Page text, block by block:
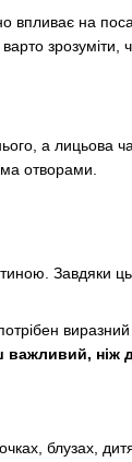
на
зрозуміти,
а лицьова
отворами.
Завдяки
важливий, ніж
блузах,